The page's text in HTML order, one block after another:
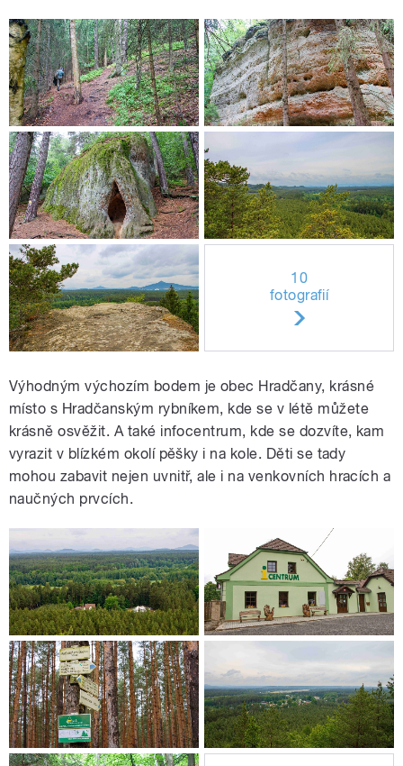
10
fotografií
Výhodným výchozím bodem je obec Hradčany, krásné
místo s Hradčanským rybníkem, kde se v létě můžete
krásně osvěžit. A také infocentrum, kde se dozvíte, kam
vyrazit v blízkém okolí pěšky i na kole. Děti se tady
mohou zabavit nejen uvnitř, ale i na venkovních hracích a
naučných prvcích.